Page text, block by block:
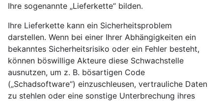
Ihre sogenannte „Lieferkette“ bilden.
Ihre Lieferkette kann ein Sicherheitsproblem
darstellen. Wenn bei einer Ihrer Abhängigkeiten ein
bekanntes Sicherheitsrisiko oder ein Fehler besteht,
können böswillige Akteure diese Schwachstelle
ausnutzen, um z. B. bösartigen Code
(„Schadsoftware“) einzuschleusen, vertrauliche Daten
zu stehlen oder eine sonstige Unterbrechung ihres